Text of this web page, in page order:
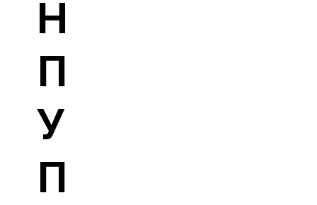
Н
П
У
П